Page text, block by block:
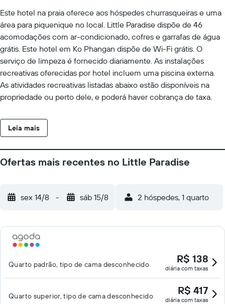
Este hotel na praia oferece aos hóspedes churrasqueiras e uma
área para piquenique no local. Little Paradise dispõe de 46
acomodações com ar-condicionado, cofres e garrafas de água
grátis. Este hotel em Ko Phangan dispõe de Wi-Fi grátis. O
serviço de limpeza é fornecido diariamente. As instalações
recreativas oferecidas por hotel incluem uma piscina externa.
As atividades recreativas listadas abaixo estão disponíveis na
propriedade ou perto dele, e poderá haver cobrança de taxa.
Leia mais
Ofertas mais recentes no Little Paradise
sex 14/8 - sáb 15/8 2 hóspedes, 1 quarto
Quarto padrão, tipo de cama desconhecido R$ 138
diária com taxas
Quarto superior, tipo de cama desconhecido R$ 417
diária com taxas